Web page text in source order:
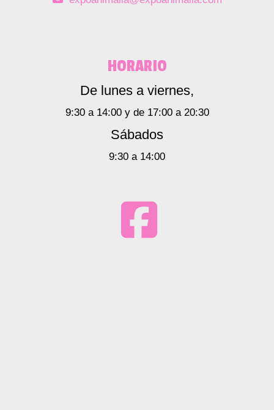
HORARIO
De lunes a viernes,
9:30 a 14:00 y de 17:00 a 20:30
Sábados
9:30 a 14:00